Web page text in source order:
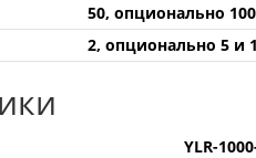
50, опционально
2, опционально 5 и
YLR-